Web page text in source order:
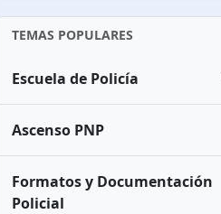
TEMAS POPULARES
Escuela de Policía
Ascenso PNP
Formatos y Documentación
Policial